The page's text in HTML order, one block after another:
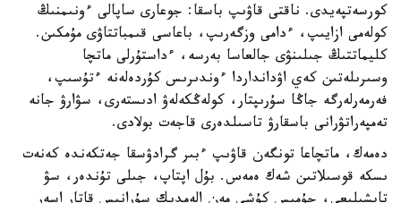
كورسەتپەيدى. ناقتى قاۋىپ باسقا: جوعارى ساپالى ءونىمنىڭ
كولەمى ازايىپ، ءدامى وزگەرىپ، باعاسى قىمباتتاۋى مۇمكىن.
كليماتتىڭ جىلىنۋى جالعاسا بەرسە، ءداستۇرلى ماتچا
وسىرىلەتىن كەي اۋدانداردا ءوندىرىس كۇردەلەنە ءتۇسىپ،
فەرمەرلەرگە جاڭا سۇرىپتار، كولەڭكەلەۋ ادىستەرى، سۋارۋ جانە
تەمپەراتۋرانى باسقارۋ تاسىلدەرى قاجەت بولادى.
دەمەك، ماتچاعا تونگەن قاۋىپ ءبىر گرادۋسقا جەتكەندە كەنەت
ىسكە قوسىلاتىن شەك ەمەس. بۇل اپتاپ، جىلى تۇندەر، سۋ